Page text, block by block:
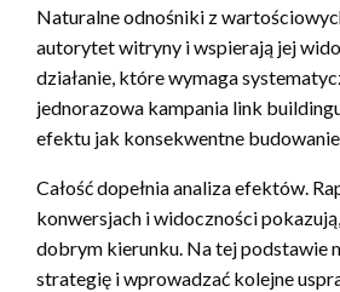
Naturalne odnośniki z
autorytet witryny i wspierają jej
działanie, które wymaga
jednorazowa kampania link
efektu jak konsekwentne
Całość dopełnia analiza efektów.
konwersjach i widoczności
dobrym kierunku. Na tej podstawie
strategię i wprowadzać kolejne